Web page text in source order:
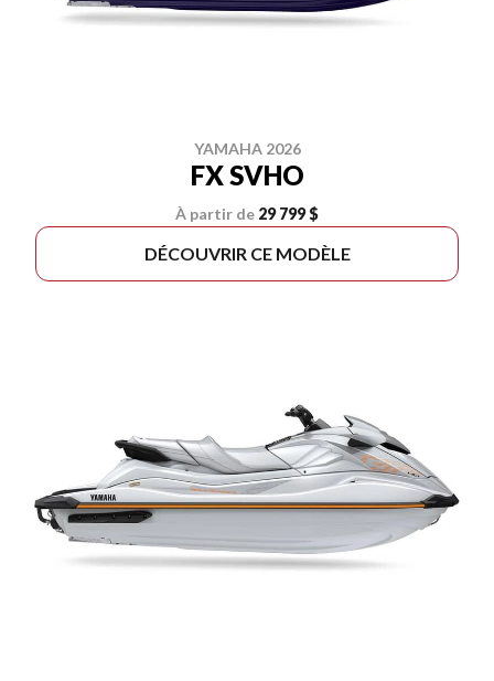
YAMAHA 2026
FX SVHO
À partir de 29 799 $
DÉCOUVRIR CE MODÈLE